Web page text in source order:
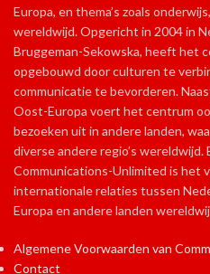
Europa, en thema’s zoals
wereldwijd. Opgericht in 2004 in
Bruggeman-Sekowska, heeft het
opgebouwd door culturen te
communicatie te bevorderen.
Oost-Europa voert het centrum
bezoeken uit in andere landen,
diverse andere regio’s wereldwijd.
Communications-Unlimited is het
internationale relaties tussen
Europa en andere landen
Algemene Voorwaarden van
Contact